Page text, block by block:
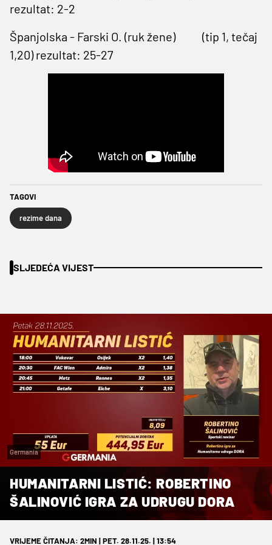
rezultat: 2-2
Španjolska - Farski O. (ruk žene) (tip 1, tečaj
1,20) rezultat: 25-27
TAGOVI
rezime dana
SLJEDEĆA VIJEST
Germania
HUMANITARNI LISTIĆ: ROBERTINO
ŠALINOVIĆ IGRA ZA UDRUGU DORA
VRIJEME ČITANJA: 2MIN | PET. 28.11.25. | 13:54